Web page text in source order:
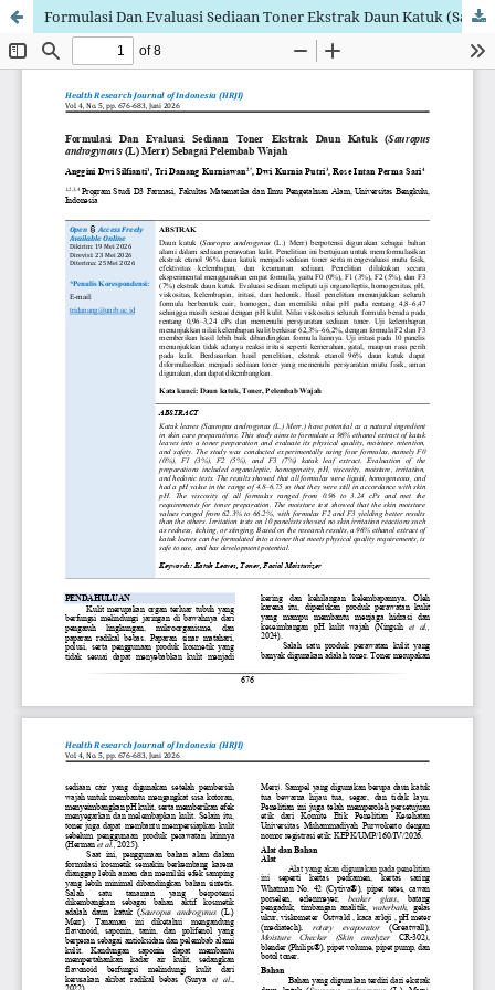
Formulasi Dan Evaluasi Sediaan Toner Ekstrak Daun Katuk (Sauropus androgynous (L) Merr) Sebagai Pelembab Wajah